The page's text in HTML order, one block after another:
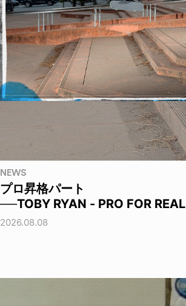
NEWS
プロ昇格パート
──TOBY RYAN - PRO FOR REAL
2026.08.08